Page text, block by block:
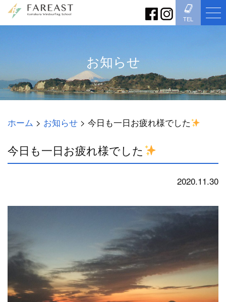
TEL
お知らせ
ホーム > お知らせ > 今日も一日お疲れ様でした
今日も一日お疲れ様でした
2020.11.30